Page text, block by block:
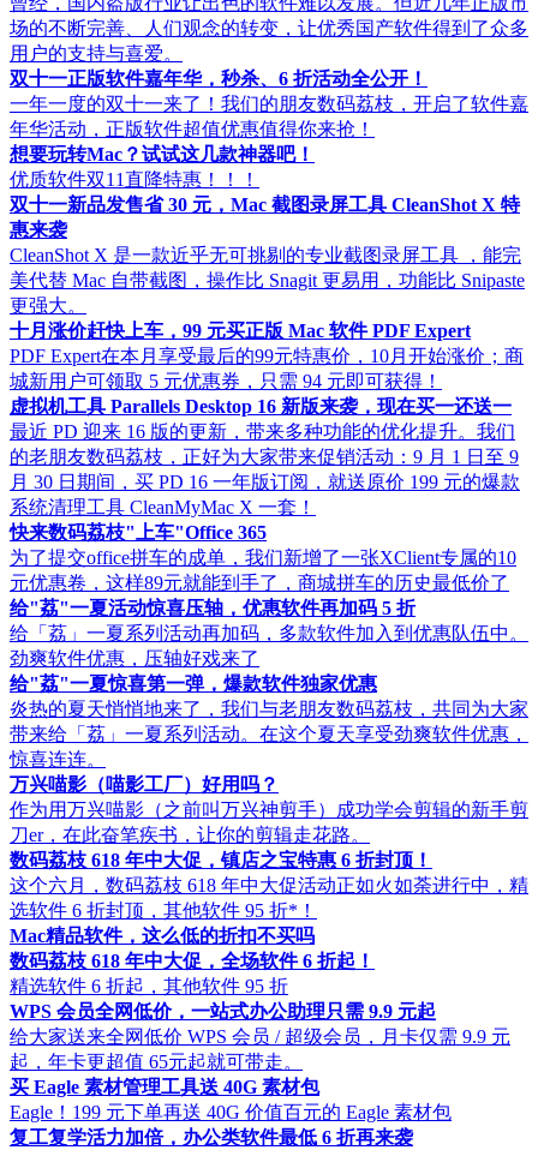
场的不断完善、人们观念的转变，让优秀国产软件得到了众多
用户的支持与喜爱。
双十一正版软件嘉年华，秒杀、6 折活动全公开！
一年一度的双十一来了！我们的朋友数码荔枝，开启了软件嘉
年华活动，正版软件超值优惠值得你来抢！
想要玩转Mac？试试这几款神器吧！
优质软件双11直降特惠！！！
双十一新品发售省 30 元，Mac 截图录屏工具 CleanShot X 特
惠来袭
CleanShot X 是一款近乎无可挑剔的专业截图录屏工具 ，能完
美代替 Mac 自带截图，操作比 Snagit 更易用，功能比 Snipaste
更强大。
十月涨价赶快上车，99 元买正版 Mac 软件 PDF Expert
PDF Expert在本月享受最后的99元特惠价，10月开始涨价；商
城新用户可领取 5 元优惠券，只需 94 元即可获得！
虚拟机工具 Parallels Desktop 16 新版来袭，现在买一还送一
最近 PD 迎来 16 版的更新，带来多种功能的优化提升。我们
的老朋友数码荔枝，正好为大家带来促销活动：9 月 1 日至 9
月 30 日期间，买 PD 16 一年版订阅，就送原价 199 元的爆款
系统清理工具 CleanMyMac X 一套！
快来数码荔枝"上车"Office 365
为了提交office拼车的成单，我们新增了一张XClient专属的10
元优惠卷，这样89元就能到手了，商城拼车的历史最低价了
给"荔"一夏活动惊喜压轴，优惠软件再加码 5 折
给「荔」一夏系列活动再加码，多款软件加入到优惠队伍中。
劲爽软件优惠，压轴好戏来了
给"荔"一夏惊喜第一弹，爆款软件独家优惠
炎热的夏天悄悄地来了，我们与老朋友数码荔枝，共同为大家
带来给「荔」一夏系列活动。在这个夏天享受劲爽软件优惠，
惊喜连连。
万兴喵影（喵影工厂）好用吗？
作为用万兴喵影（之前叫万兴神剪手）成功学会剪辑的新手剪
刀er，在此奋笔疾书，让你的剪辑走花路。
数码荔枝 618 年中大促，镇店之宝特惠 6 折封顶！
这个六月，数码荔枝 618 年中大促活动正如火如荼进行中，精
选软件 6 折封顶，其他软件 95 折*！
Mac精品软件，这么低的折扣不买吗
数码荔枝 618 年中大促，全场软件 6 折起！
精选软件 6 折起，其他软件 95 折
WPS 会员全网低价，一站式办公助理只需 9.9 元起
给大家送来全网低价 WPS 会员 / 超级会员，月卡仅需 9.9 元
起，年卡更超值 65元起就可带走。
买 Eagle 素材管理工具送 40G 素材包
Eagle！199 元下单再送 40G 价值百元的 Eagle 素材包
复工复学活力加倍，办公类软件最低 6 折再来袭